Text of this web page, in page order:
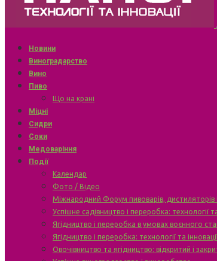
Новини
Виноградарство
Вино
Пиво
Що на крані
Міцні
Сидри
Соки
Медоваріння
Події
Календар
Фото / Відео
Міжнародний Форум пивоварів, дистиляторів
Успішне садівництво і переробка: технології
Ягідництво і переробка в умовах воєнного
Ягідництво і переробка: технології та
Овочівництво та ягідництво: відкритий і